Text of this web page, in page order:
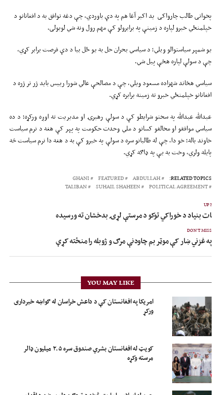
پخوانی طالب چارواکی ید اکبر آغا هم په دې باوردي، چې دغه توافق به د افغانانو د
خپلمنځي خبرو لپاره د زمینې په برابرولو کې مهم رول ونه شي لوبولی.
یو شمېر سیاستوالو ويلي؛ د سیاسي بحران حل به یو ځل بیا د دې فرصت برابر کړي،
چې د سولې لپاره هڅې پیل شي.
سیاسي هڅاند شهزاده مسعود ویلي، چې د مصالحې عالي شورا رييس باید ژر تر ژره د
افغانانو خپلمنځي خبرو ته زمینه برابره کړي.
عبدالله عبدالله په سختو شرایطو کې د سولې رهبرۍ او مدیریت ته اوږه ورکړه؛ د ده
سیاسي موافقو او مخالفو کسانو د ملي وحدت حکومت په پېر کې هغه د نرم سیاست
خاوند باله؛ خو دا، چې له طالبانو سره د سولې په خبرو کې به د هغه دا نرم سیاست څه
پایله ولري، وخت به یې په ډاګه کړي.
RELATED TOPICS:
ABDULLAH
FEATURED
GHANI
POLITICAL AGREEMENT
SUHAIL SHAHEEN
TALIBAN
UP
بیات بنیاد د خوراکي توکو د مرستې لړۍ بدخشان ته ورسیده
DON'T MISS
په غزني ښار کې موټر بم چاودنې مرګ و ژوبله را منځته کړې
YOU MAY LIKE
امریکا په افغانستان کې د داعش خراسان له ګواښه خبرداری
ورکړ
کویټ له افغانستان بشري صندوق سره ۲.۵ میلیون ډالر
مرسته وکړه